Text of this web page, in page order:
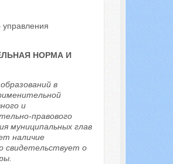
управления
НОРМА И
в
и
правового
муниципальных глав
наличие
свидетельствует о